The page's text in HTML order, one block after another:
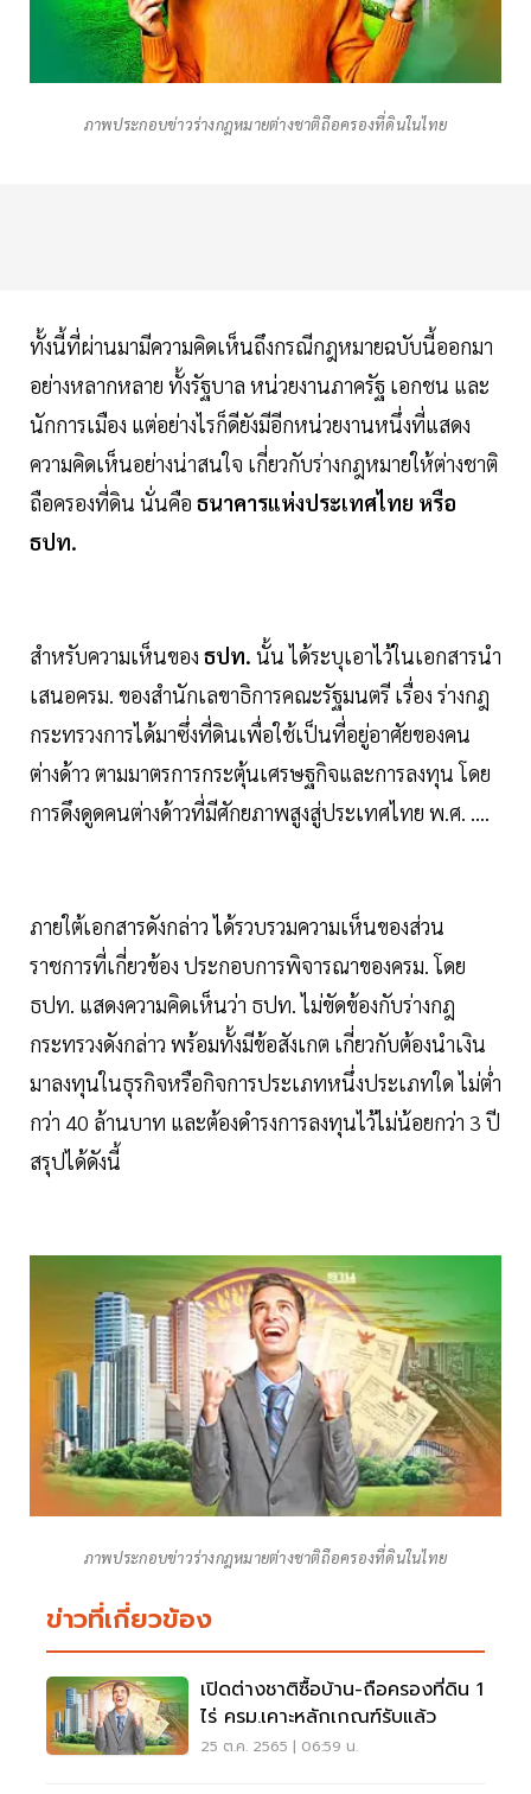
ภาพประกอบข่าวร่างกฎหมายต่างชาติถือครองที่ดินในไทย
ทั้งนี้ที่ผ่านมามีความคิดเห็นถึงกรณีกฎหมายฉบับนี้ออกมา
อย่างหลากหลาย ทั้งรัฐบาล หน่วยงานภาครัฐ เอกชน และ
นักการเมือง แต่อย่างไรก็ดียังมีอีกหน่วยงานหนึ่งที่แสดง
ความคิดเห็นอย่างน่าสนใจ เกี่ยวกับร่างกฎหมายให้ต่างชาติ
ถือครองที่ดิน นั่นคือ ธนาคารแห่งประเทศไทย หรือ
ธปท.
สำหรับความเห็นของ ธปท. นั้น ได้ระบุเอาไว้ในเอกสารนำ
เสนอครม. ของสำนักเลขาธิการคณะรัฐมนตรี เรื่อง ร่างกฎ
กระทรวงการได้มาซึ่งที่ดินเพื่อใช้เป็นที่อยู่อาศัยของคน
ต่างด้าว ตามมาตรการกระตุ้นเศรษฐกิจและการลงทุน โดย
การดึงดูดคนต่างด้าวที่มีศักยภาพสูงสู่ประเทศไทย พ.ศ. ....
ภายใต้เอกสารดังกล่าว ได้รวบรวมความเห็นของส่วน
ราชการที่เกี่ยวข้อง ประกอบการพิจารณาของครม. โดย
ธปท. แสดงความคิดเห็นว่า ธปท. ไม่ขัดข้องกับร่างกฎ
กระทรวงดังกล่าว พร้อมทั้งมีข้อสังเกต เกี่ยวกับต้องนำเงิน
มาลงทุนในธุรกิจหรือกิจการประเภทหนึ่งประเภทใด ไม่ต่ำ
กว่า 40 ล้านบาท และต้องดำรงการลงทุนไว้ไม่น้อยกว่า 3 ปี
สรุปได้ดังนี้
ภาพประกอบข่าวร่างกฎหมายต่างชาติถือครองที่ดินในไทย
ข่าวที่เกี่ยวข้อง
เปิดต่างชาติซื้อบ้าน-ถือครองที่ดิน 1
ไร่ ครม.เคาะหลักเกณฑ์รับแล้ว
25 ต.ค. 2565 | 06:59 น.